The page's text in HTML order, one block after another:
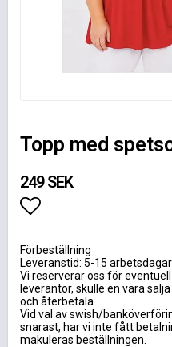
Topp med
249 SEK
Förbeställning
Leveranstid: 5-15 arbetsdagar
Vi reserverar oss för
leverantör, skulle en vara
och återbetala.
Vid val av swish/
snarast, har vi inte fått
makuleras beställningen.